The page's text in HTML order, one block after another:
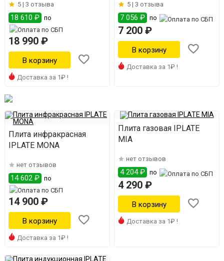
5 | 3 отзыва
18 610 ₽ по
18 990 ₽
Доставка за 1₽ !
5 |3 отзыва
7 056 ₽ по
7 200 ₽
Доставка за 1₽ !
Плита инфракрасная
IPLATE MONA
нет отзывов
14 602 ₽ по
14 900 ₽
Доставка за 1₽ !
Плита газовая IPLATE
MIA
нет отзывов
4 204 ₽ по
4 290 ₽
Доставка за 1₽ !